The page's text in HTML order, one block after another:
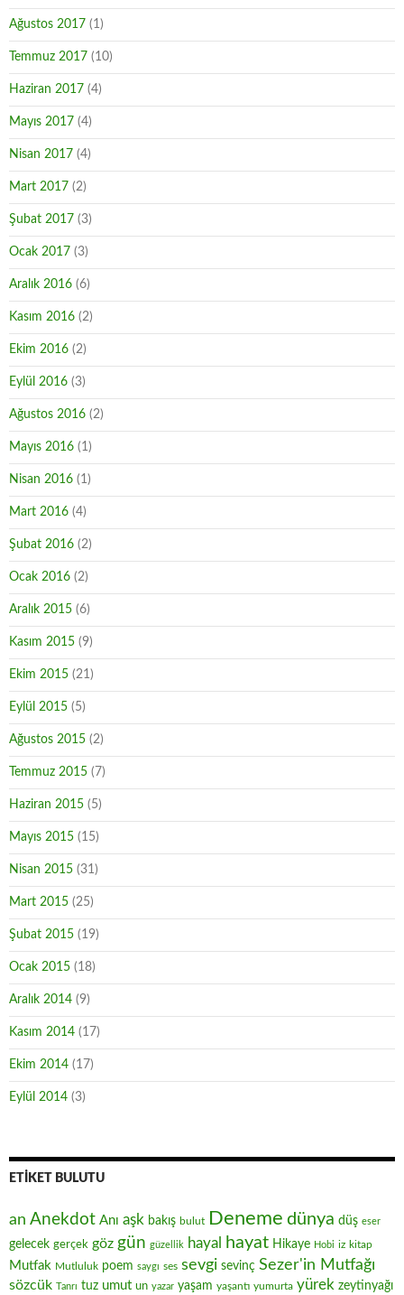
Ağustos 2017 (1)
Temmuz 2017 (10)
Haziran 2017 (4)
Mayıs 2017 (4)
Nisan 2017 (4)
Mart 2017 (2)
Şubat 2017 (3)
Ocak 2017 (3)
Aralık 2016 (6)
Kasım 2016 (2)
Ekim 2016 (2)
Eylül 2016 (3)
Ağustos 2016 (2)
Mayıs 2016 (1)
Nisan 2016 (1)
Mart 2016 (4)
Şubat 2016 (2)
Ocak 2016 (2)
Aralık 2015 (6)
Kasım 2015 (9)
Ekim 2015 (21)
Eylül 2015 (5)
Ağustos 2015 (2)
Temmuz 2015 (7)
Haziran 2015 (5)
Mayıs 2015 (15)
Nisan 2015 (31)
Mart 2015 (25)
Şubat 2015 (19)
Ocak 2015 (18)
Aralık 2014 (9)
Kasım 2014 (17)
Ekim 2014 (17)
Eylül 2014 (3)
ETIKET BULUTU
an Anekdot Anı aşk bakış bulut Deneme dünya düş eser
gelecek gerçek göz gün güzellik hayal hayat Hikaye Hobi iz kitap
Mutfak Mutluluk poem saygı ses sevgi sevinç Sezer'in Mutfağı
sözcük Tanrı tuz umut un yazar yaşam yaşantı yumurta yürek zeytinyağı